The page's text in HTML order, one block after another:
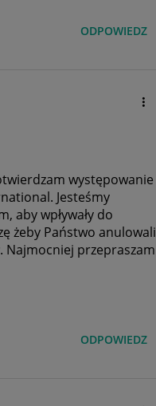
ODPOWIEDZ
występowanie
Jesteśmy
aby wpływały do
żeby Państwo anulowali
Najmocniej przepraszam
ODPOWIEDZ